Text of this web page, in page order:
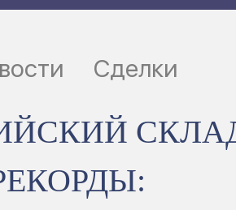
Сделки